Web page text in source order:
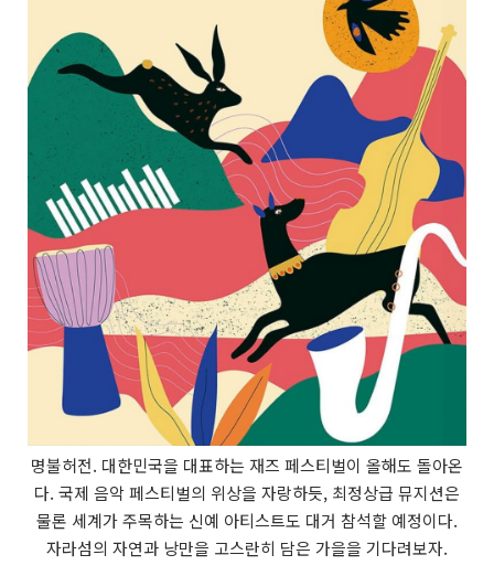
명불허전. 대한민국을 대표하는 재즈 페스티벌이 올해도 돌아온
다. 국제 음악 페스티벌의 위상을 자랑하듯, 최정상급 뮤지션은
물론 세계가 주목하는 신예 아티스트도 대거 참석할 예정이다.
자라섬의 자연과 낭만을 고스란히 담은 가을을 기다려보자.